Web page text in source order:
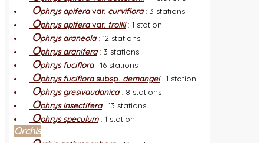
Ophrys apiferavar. curviflora: 3 stations
Ophrys apiferavar. trollii: 1 station
Ophrys araneola: 12 stations
Ophrys aranifera: 3 stations
Ophrys fuciflora: 16 stations
Ophrys fuciflorasubsp. demangei: 1 station
Ophrys gresivaudanica: 8 stations
Ophrys insectifera: 13 stations
Ophrys speculum: 1 station
Orchis